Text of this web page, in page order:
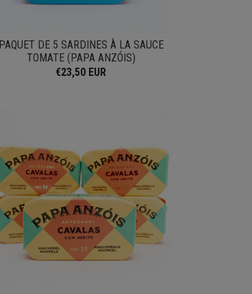
PAQUET DE 5 SARDINES À LA SAUCE
TOMATE (PAPA ANZÓIS)
€23,50 EUR